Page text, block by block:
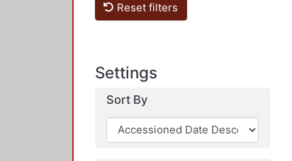
Reset filters
Settings
Sort By